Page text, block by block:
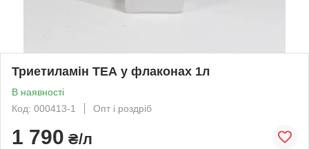
Триетиламін ТЕА у флаконах 1л
В наявності
Код: 000413-1
Опт і роздріб
1 790 ₴/л